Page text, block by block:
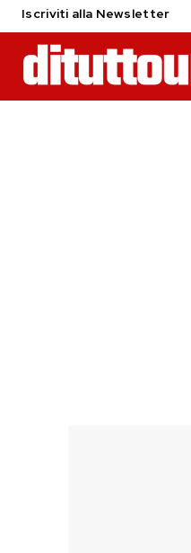
Iscriviti alla Newsletter